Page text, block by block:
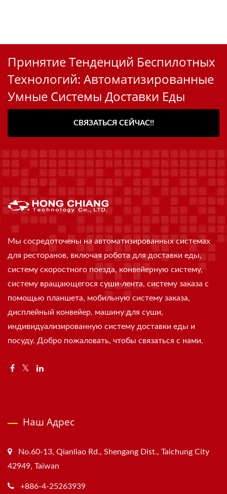
Принятие Тенденций Беспилотных
Технологий: Автоматизированные
Умные Системы Доставки Еды
СВЯЗАТЬСЯ СЕЙЧАС!!
Мы сосредоточены на автоматизированных системах
для ресторанов, включая робота для доставки еды,
систему скоростного поезда, конвейерную систему,
систему вращающегося суши-лента, систему заказа с
помощью планшета, мобильную систему заказа,
дисплейный конвейер, машину для суши,
индивидуализированную систему доставки еды и
посуду. Добро пожаловать, чтобы связаться с нами.
Наш Адрес
No.60-13, Qianliao Rd., Shengang Dist., Taichung City
42949, Taiwan
+886-4-25263939